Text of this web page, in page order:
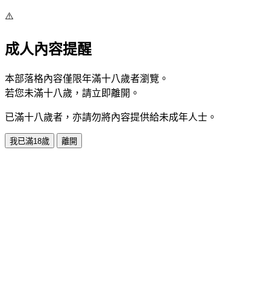
⚠️
成人內容提醒
本部落格內容僅限年滿十八歲者瀏覽。
若您未滿十八歲，請立即離開。
已滿十八歲者，亦請勿將內容提供給未成年人士。
我已滿18歲 離開